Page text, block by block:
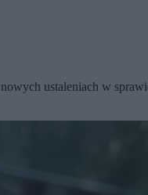
ustaleniach w